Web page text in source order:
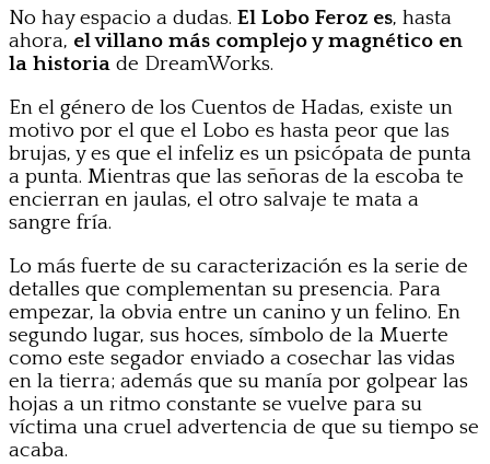
No hay espacio a dudas. El Lobo Feroz es, hasta
ahora, el villano más complejo y magnético en
la historia de DreamWorks.
En el género de los Cuentos de Hadas, existe un
motivo por el que el Lobo es hasta peor que las
brujas, y es que el infeliz es un psicópata de punta
a punta. Mientras que las señoras de la escoba te
encierran en jaulas, el otro salvaje te mata a
sangre fría.
Lo más fuerte de su caracterización es la serie de
detalles que complementan su presencia. Para
empezar, la obvia entre un canino y un felino. En
segundo lugar, sus hoces, símbolo de la Muerte
como este segador enviado a cosechar las vidas
en la tierra; además que su manía por golpear las
hojas a un ritmo constante se vuelve para su
víctima una cruel advertencia de que su tiempo se
acaba.